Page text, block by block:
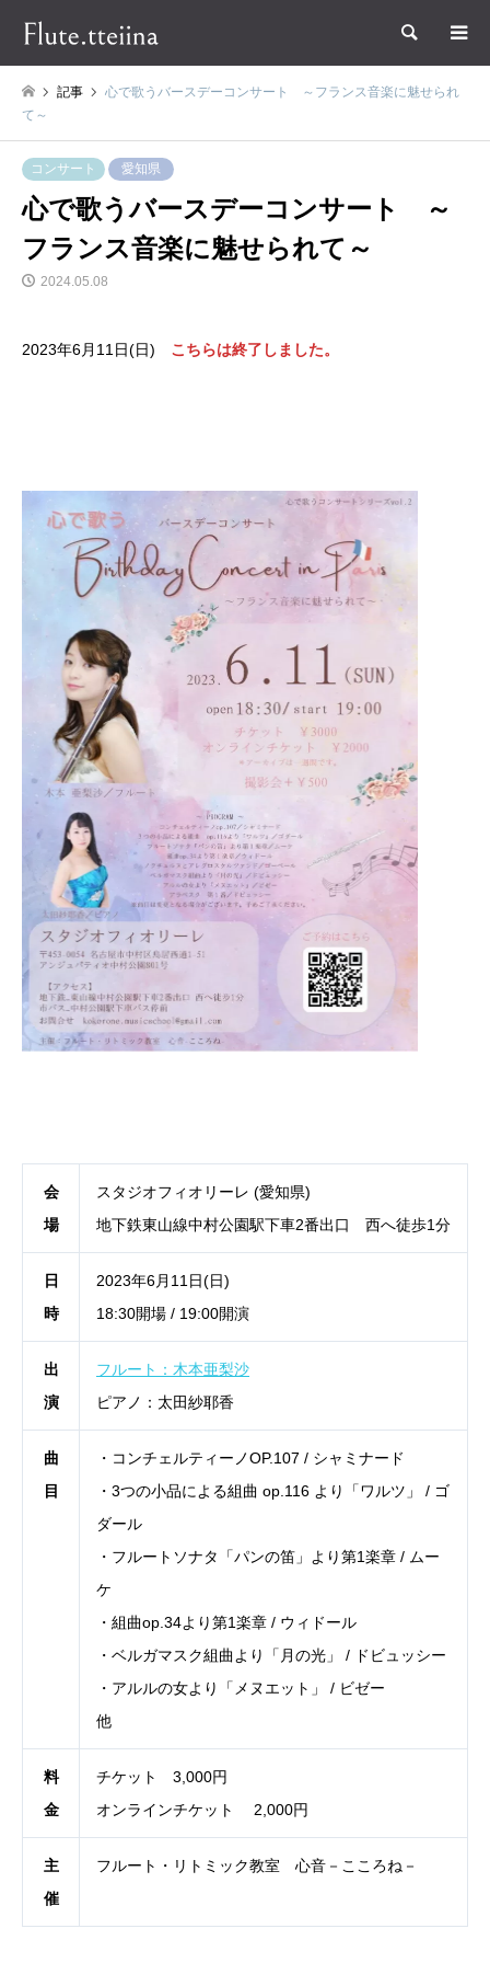
検索
記事
心で歌うバースデーコンサート ～フランス音楽に魅せられ
て～
コンサート 愛知県
心で歌うバースデーコンサート ～
フランス音楽に魅せられて～
2024.05.08
2023年6月11日(日) こちらは終了しました。
会
場
スタジオフィオリーレ (愛知県)
地下鉄東山線中村公園駅下車2番出口 西へ徒歩1分
日
時
2023年6月11日(日)
18:30開場 / 19:00開演
出
演
フルート：木本亜梨沙
ピアノ：太田紗耶香
曲
目
・コンチェルティーノOP.107 / シャミナード
・3つの小品による組曲 op.116 より「ワルツ」 / ゴ
ダール
・フルートソナタ「パンの笛」より第1楽章 / ムー
ケ
・組曲op.34より第1楽章 / ウィドール
・ベルガマスク組曲より「月の光」 / ドビュッシー
・アルルの女より「メヌエット」 / ビゼー
他
料
金
チケット 3,000円
オンラインチケット 2,000円
主
催
フルート・リトミック教室 心音－こころね－